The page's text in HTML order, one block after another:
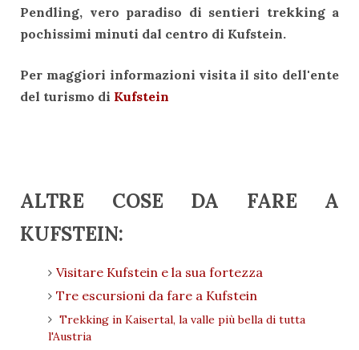
Pendling, vero paradiso di sentieri trekking a
pochissimi minuti dal centro di Kufstein.
Per maggiori informazioni visita il sito dell'ente
del turismo di Kufstein
ALTRE COSE DA FARE A
KUFSTEIN:
Visitare Kufstein e la sua fortezza
Tre escursioni da fare a Kufstein
Trekking in Kaisertal, la valle più bella di tutta
l'Austria